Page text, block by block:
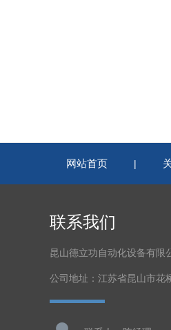
网站首页 |
联系我们
昆山德立功自动化设备有限
公司地址：江苏省昆山市花